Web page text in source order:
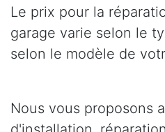
Le prix pour la
garage varie selon le
selon le modèle de
Nous vous proposons